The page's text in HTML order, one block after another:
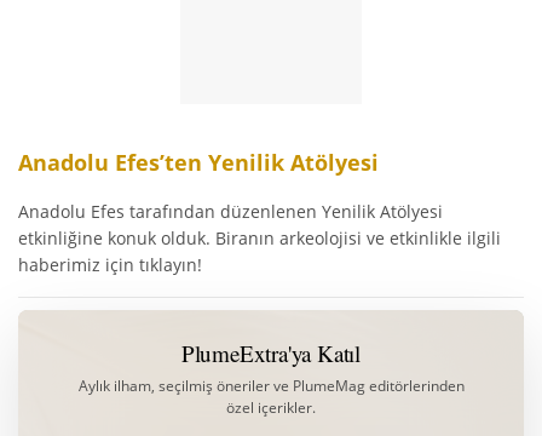
Anadolu Efes’ten Yenilik Atölyesi
Anadolu Efes tarafından düzenlenen Yenilik Atölyesi
etkinliğine konuk olduk. Biranın arkeolojisi ve etkinlikle ilgili
haberimiz için tıklayın!
PlumeExtra'ya Katıl
Aylık ilham, seçilmiş öneriler ve PlumeMag editörlerinden
özel içerikler.